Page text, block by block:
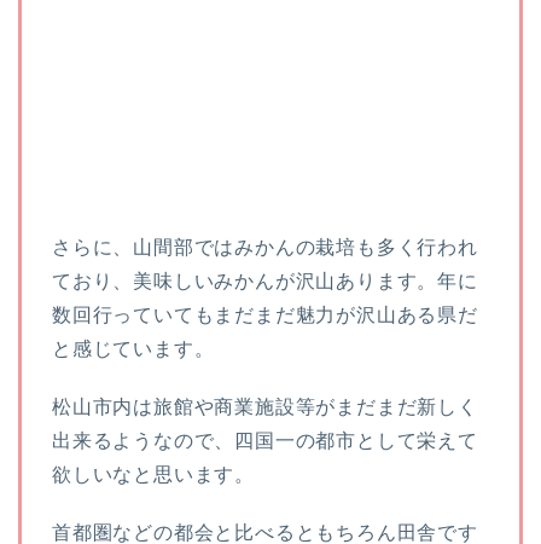
さらに、山間部ではみかんの栽培も多く行われ
ており、美味しいみかんが沢山あります。年に
数回行っていてもまだまだ魅力が沢山ある県だ
と感じています。
松山市内は旅館や商業施設等がまだまだ新しく
出来るようなので、四国一の都市として栄えて
欲しいなと思います。
首都圏などの都会と比べるともちろん田舎です